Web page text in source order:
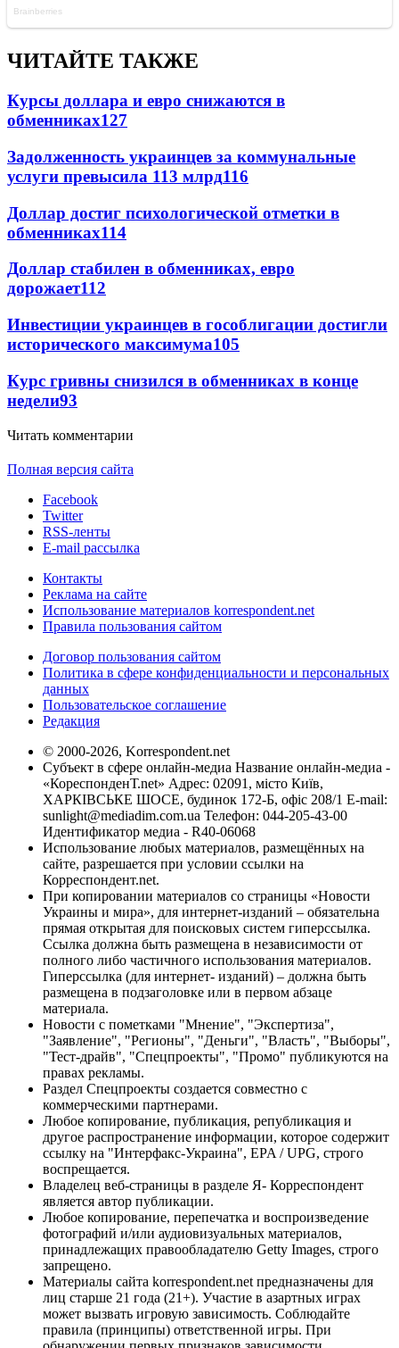
ЧИТАЙТЕ ТАКЖЕ
Курсы доллара и евро снижаются в
обменниках127
Задолженность украинцев за коммунальные
услуги превысила 113 млрд116
Доллар достиг психологической отметки в
обменниках114
Доллар стабилен в обменниках, евро
дорожает112
Инвестиции украинцев в гособлигации достигли
исторического максимума105
Курс гривны снизился в обменниках в конце
недели93
Читать комментарии
Полная версия сайта
Facebook
Twitter
RSS-ленты
E-mail рассылка
Контакты
Реклама на сайте
Использование материалов korrespondent.net
Правила пользования сайтом
Договор пользования сайтом
Политика в сфере конфиденциальности и персональных
данных
Пользовательское соглашение
Редакция
© 2000-2026, Korrespondent.net
Субъект в сфере онлайн-медиа Название онлайн-медиа -
«КореспонденТ.net» Адрес: 02091, місто Київ,
ХАРКІВСЬКЕ ШОСЕ, будинок 172-Б, офіс 208/1 E-mail:
sunlight@mediadim.com.ua Телефон: 044-205-43-00
Идентификатор медиа - R40-06068
Использование любых материалов, размещённых на
сайте, разрешается при условии ссылки на
Корреспондент.net.
При копировании материалов со страницы «Новости
Украины и мира», для интернет-изданий – обязательна
прямая открытая для поисковых систем гиперссылка.
Ссылка должна быть размещена в независимости от
полного либо частичного использования материалов.
Гиперссылка (для интернет- изданий) – должна быть
размещена в подзаголовке или в первом абзаце
материала.
Новости с пометками "Мнение", "Экспертиза",
"Заявление", "Регионы", "Деньги", "Власть", "Выборы",
"Тест-драйв", "Спецпроекты", "Промо" публикуются на
правах рекламы.
Раздел Спецпроекты создается совместно с
коммерческими партнерами.
Любое копирование, публикация, републикация и
другое распространение информации, которое содержит
ссылку на "Интерфакс-Украина", EPA / UPG, строго
воспрещается.
Владелец веб-страницы в разделе Я- Корреспондент
является автор публикации.
Любое копирование, перепечатка и воспроизведение
фотографий и/или аудиовизуальных материалов,
принадлежащих правообладателю Getty Images, строго
запрещено.
Материалы сайта korrespondent.net предназначены для
лиц старше 21 года (21+). Участие в азартных играх
может вызвать игровую зависимость. Соблюдайте
правила (принципы) ответственной игры. При